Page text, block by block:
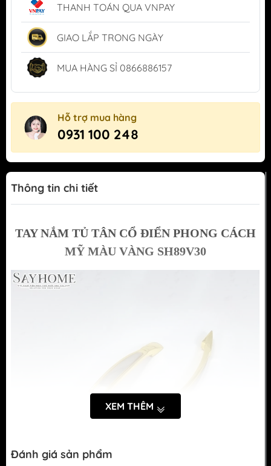
THANH TOÁN QUA VNPAY
GIAO LẮP TRONG NGÀY
MUA HÀNG SỈ 0866886157
Hỗ trợ mua hàng
0931 100 248
Thông tin chi tiết
TAY NẮM TỦ TÂN CỔ ĐIỂN PHONG CÁCH
MỸ MÀU VÀNG SH89V30
XEM THÊM
Đánh giá sản phẩm